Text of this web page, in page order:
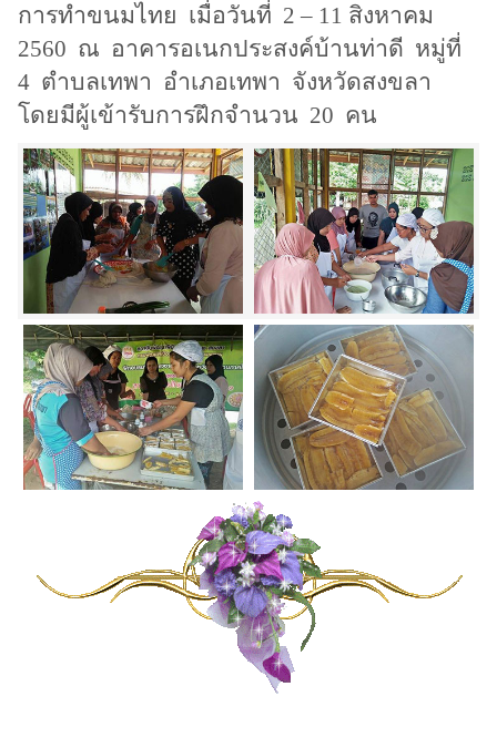
การทำขนมไทย เมื่อวันที่ 2 – 11 สิงหาคม
2560 ณ อาคารอเนกประสงค์บ้านท่าดี หมู่ที่
4 ตำบลเทพา อำเภอเทพา จังหวัดสงขลา
โดยมีผู้เข้ารับการฝึกจำนวน 20 คน